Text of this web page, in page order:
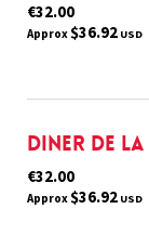
€32.00
Approx$36.92 USD
Diner de la
€32.00
Approx$36.92 USD